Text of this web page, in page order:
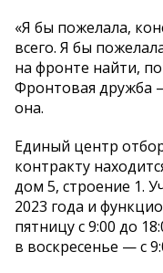
«Я бы пожелала,
всего. Я бы
на фронте найти,
Фронтовая дружба
она.
Единый центр
контракту
дом 5, строение 1.
2023 года и
пятницу с 9:00 до
в воскресенье — с